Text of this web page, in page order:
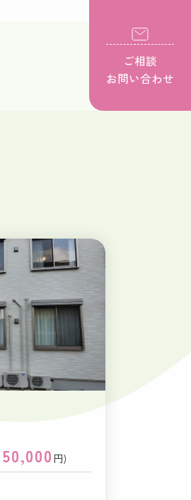
ご相談
お問い合わせ
50,000 円)